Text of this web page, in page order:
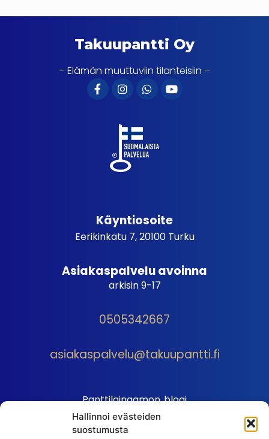
Hallinnoi evästeiden
suostumusta
Takuupantti Oy
– Elämän muuttuviin tilanteisiin –
Käyntiosoite
Eerikinkatu 7, 20100 Turku
Asiakaspalvelu avoinna
arkisin 9-17
0505342667
asiakaspalvelu@takuupantti.fi
Panttilainaamon blogi
Palveluhinnasto